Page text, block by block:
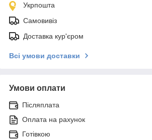
Укрпошта
Самовивіз
Доставка кур'єром
Всі умови доставки
Умови оплати
Післяплата
Оплата на рахунок
Готівкою